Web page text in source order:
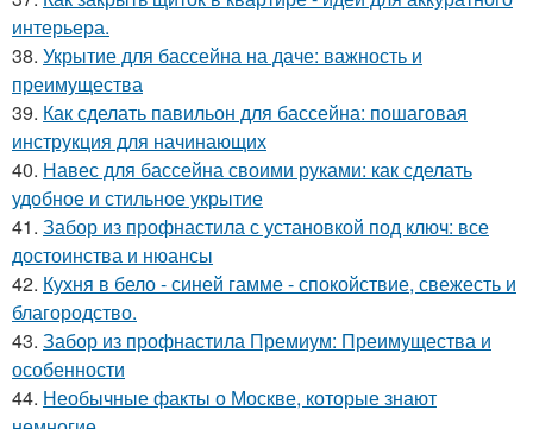
интерьера.
38. Укрытие для бассейна на даче: важность и
преимущества
39. Как сделать павильон для бассейна: пошаговая
инструкция для начинающих
40. Навес для бассейна своими руками: как сделать
удобное и стильное укрытие
41. Забор из профнастила с установкой под ключ: все
достоинства и нюансы
42. Кухня в бело - синей гамме - спокойствие, свежесть и
благородство.
43. Забор из профнастила Премиум: Преимущества и
особенности
44. Необычные факты о Москве, которые знают